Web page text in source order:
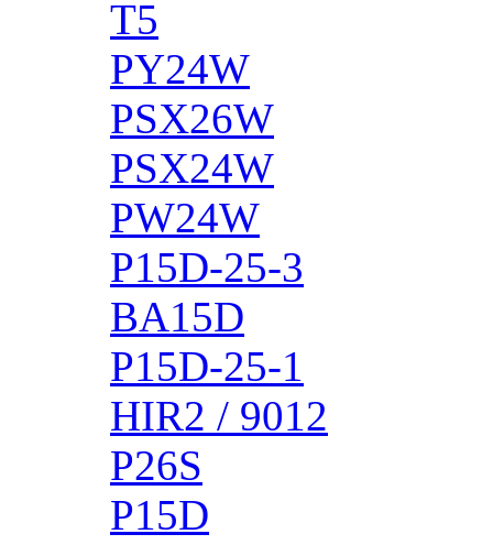
T5
PY24W
PSX26W
PSX24W
PW24W
P15D-25-3
BA15D
P15D-25-1
HIR2 / 9012
P26S
P15D